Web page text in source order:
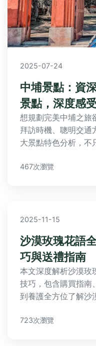
2025-07-24
中埔景點：資
景點，深度感
想規劃完美中埔之旅
拜訪時機、聰明交通
大景點特色分析，不
必買伴手禮推薦，以
467次瀏覽
2025-11-15
沙漠玫瑰花語
巧與送禮指南
本文深度解析沙漠玫
技巧，包含購買指南
到養護全方位了解沙
723次瀏覽